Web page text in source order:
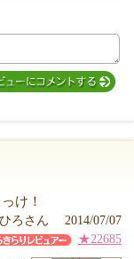
け！
ろさん 2014/07/07
★22685